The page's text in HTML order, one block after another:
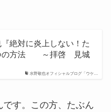
水野敬也オフィシャルブログ「ウケ…
絶対に炎上しない！た
の方法 ～拝啓 見城
す。この方、たぶん